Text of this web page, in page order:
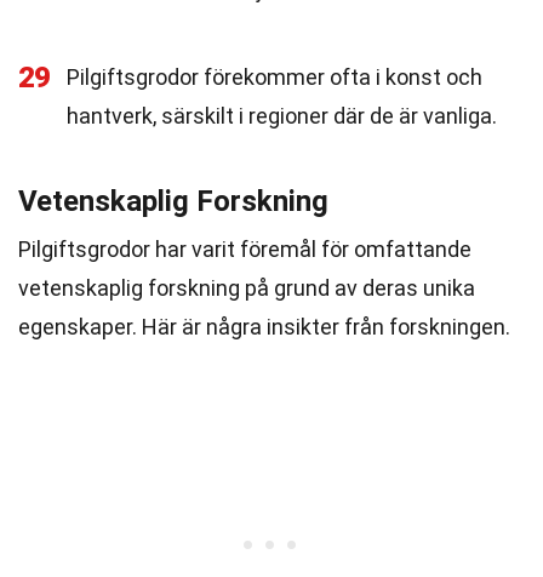
29
Pilgiftsgrodor förekommer ofta i konst och
hantverk, särskilt i regioner där de är vanliga.
Vetenskaplig Forskning
Pilgiftsgrodor har varit föremål för omfattande
vetenskaplig forskning på grund av deras unika
egenskaper. Här är några insikter från forskningen.